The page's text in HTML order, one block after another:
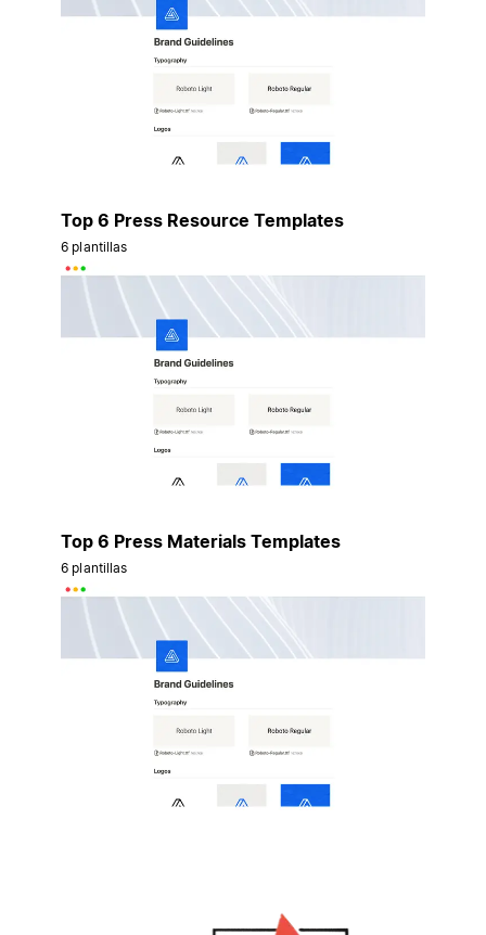
Top 6 Press Resource Templates
6 plantillas
Top 6 Press Materials Templates
6 plantillas